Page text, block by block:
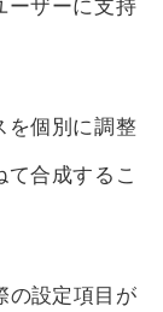
を個別に調整
合成するこ
の設定項目が